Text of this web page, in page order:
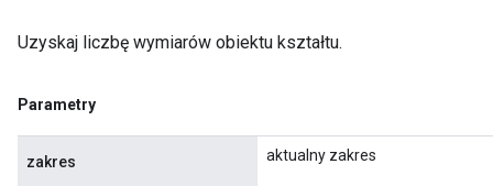
Uzyskaj liczbę wymiarów obiektu kształtu.
Parametry
zakres aktualny zakres